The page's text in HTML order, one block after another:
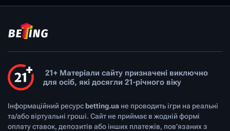
21+ Матеріали сайту призначені виключно
для осіб, які досягли 21-річного віку
Інформаційний ресурс betting.ua не проводить ігри на реальні
та/або віртуальні гроші. Сайт не приймає в жодній формі
оплату ставок, депозитів або інших платежів, пов’язаних з